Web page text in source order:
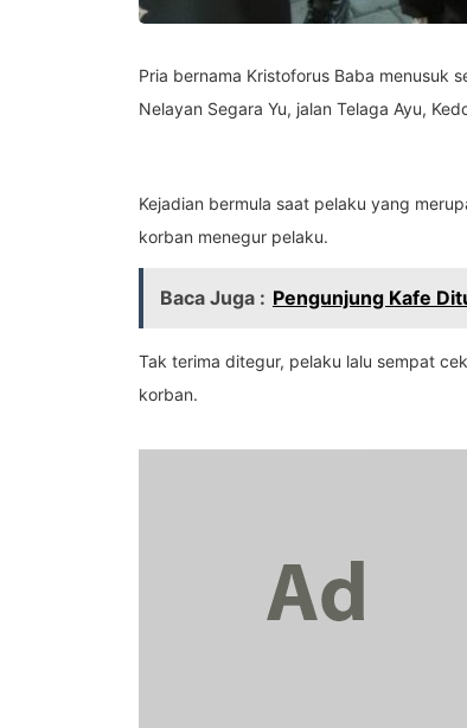
Pria bernama Kristoforus Baba menusuk
Nelayan Segara Yu, jalan Telaga Ayu,
Kejadian bermula saat pelaku yang
korban menegur pelaku.
Baca Juga : Pengunjung Kafe
Tak terima ditegur, pelaku lalu sempat
korban.